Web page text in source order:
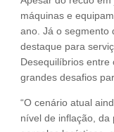
máquinas e
ano. Já o segmento
destaque para
Desequilíbrios entre
grandes desafios
“O cenário atual
nível de inflação, da